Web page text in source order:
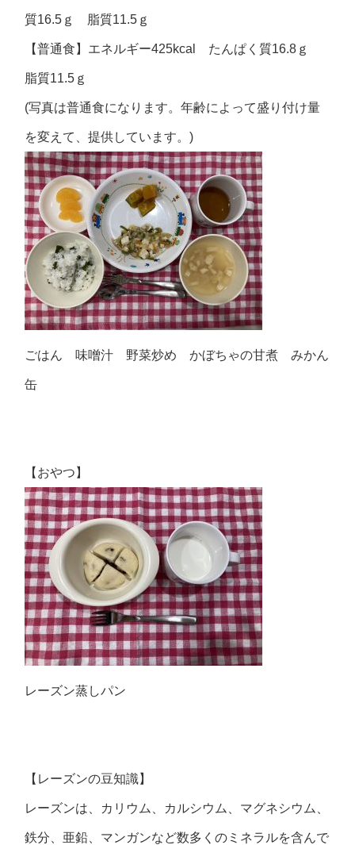
質16.5ｇ 脂質11.5ｇ
【普通食】エネルギー425kcal たんぱく質16.8ｇ
脂質11.5ｇ
(写真は普通食になります。年齢によって盛り付け量
を変えて、提供しています。)
ごはん 味噌汁 野菜炒め かぼちゃの甘煮 みかん
缶
【おやつ】
レーズン蒸しパン
【レーズンの豆知識】
レーズンは、カリウム、カルシウム、マグネシウム、
鉄分、亜鉛、マンガンなど数多くのミネラルを含んで